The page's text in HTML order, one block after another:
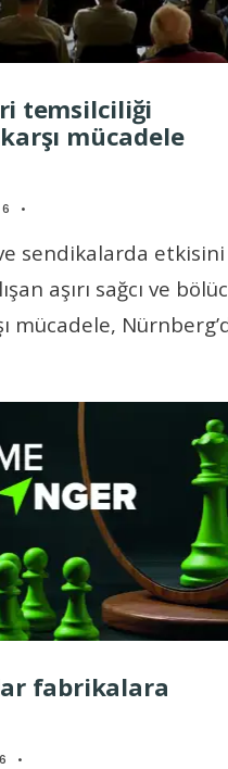
temsilciliği
mücadele
•
sendikalarda etkisini
aşırı sağcı ve
mücadele,
fabrikalara
•